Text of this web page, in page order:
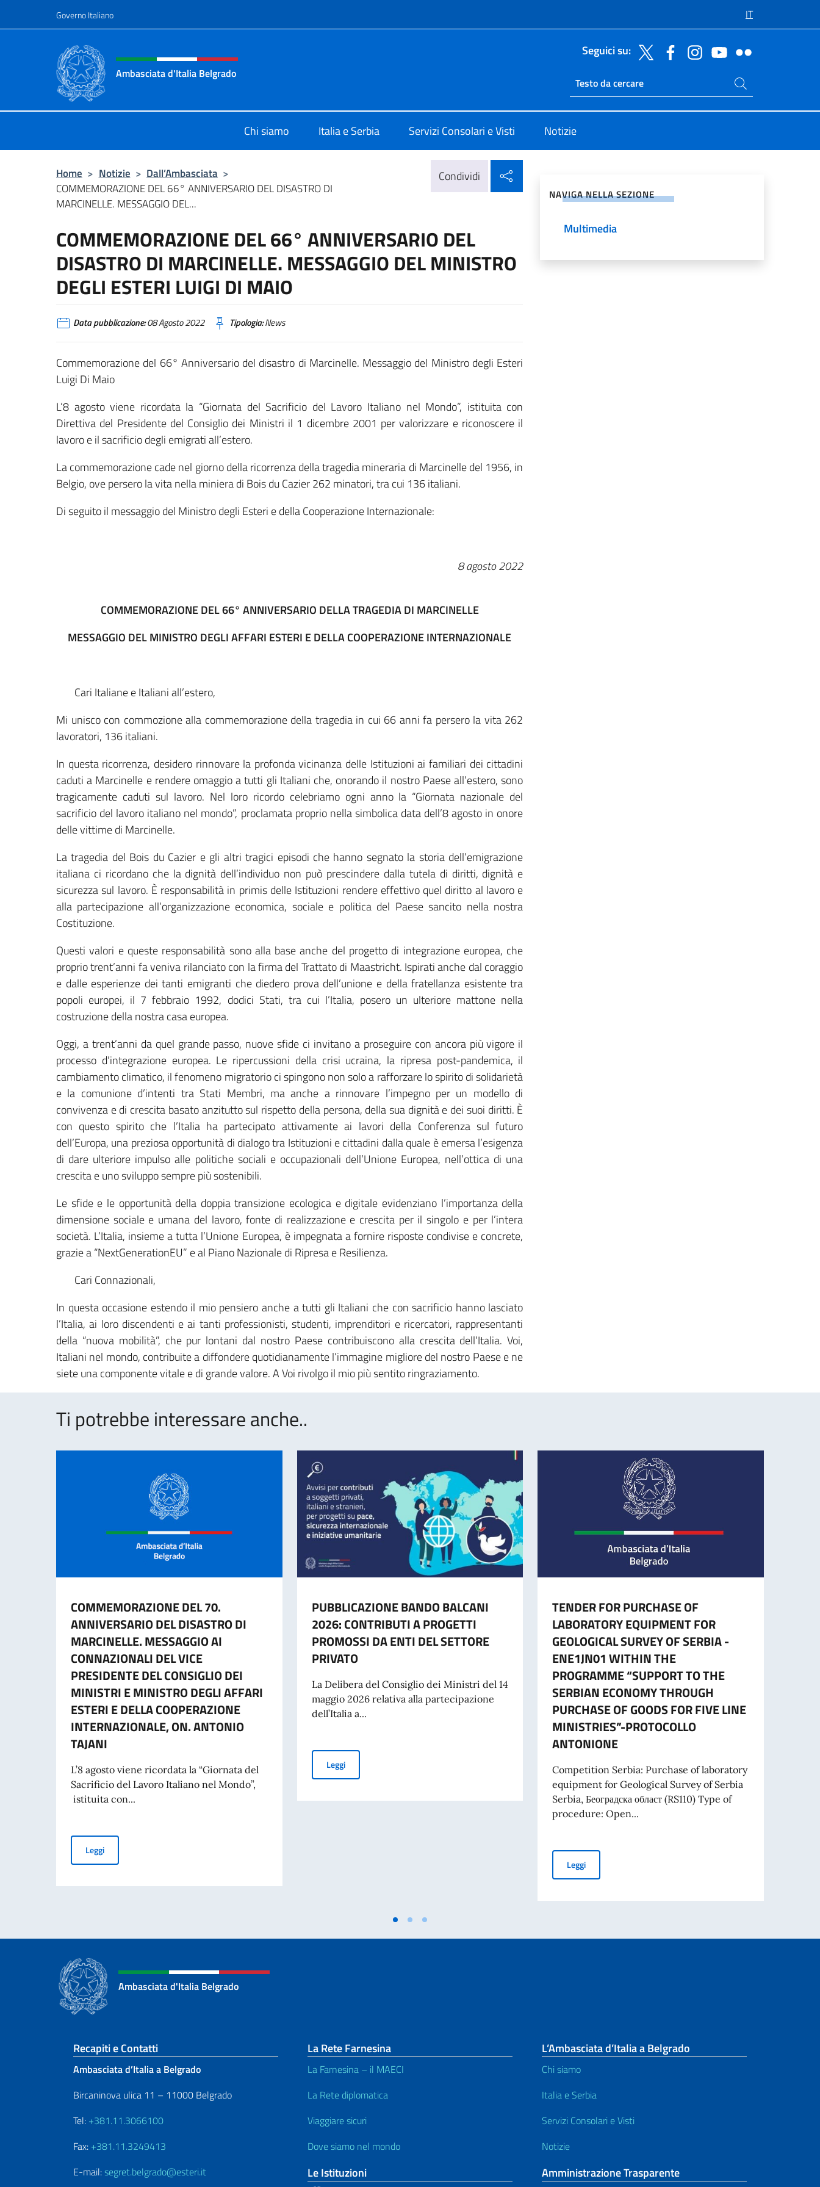
Governo Italiano IT
Intestazione sito, social e menù
Ambasciata d'Italia Belgrado
Seguici su:
Ricerca sito live
Cerca nel sito
Chi siamo Italia e Serbia Servizi Consolari e Visti Notizie
Home > Notizie > Dall’Ambasciata >
COMMEMORAZIONE DEL 66° ANNIVERSARIO DEL DISASTRO DI
MARCINELLE. MESSAGGIO DEL...
Condividi
COMMEMORAZIONE DEL 66° ANNIVERSARIO DEL
DISASTRO DI MARCINELLE. MESSAGGIO DEL MINISTRO
DEGLI ESTERI LUIGI DI MAIO
Data pubblicazione:08 Agosto 2022 Tipologia:News
Commemorazione del 66° Anniversario del disastro di Marcinelle. Messaggio del Ministro degli Esteri
Luigi Di Maio
L’8 agosto viene ricordata la “Giornata del Sacrificio del Lavoro Italiano nel Mondo”, istituita con
Direttiva del Presidente del Consiglio dei Ministri il 1 dicembre 2001 per valorizzare e riconoscere il
lavoro e il sacrificio degli emigrati all’estero.
La commemorazione cade nel giorno della ricorrenza della tragedia mineraria di Marcinelle del 1956, in
Belgio, ove persero la vita nella miniera di Bois du Cazier 262 minatori, tra cui 136 italiani.
Di seguito il messaggio del Ministro degli Esteri e della Cooperazione Internazionale:
8 agosto 2022
COMMEMORAZIONE DEL 66° ANNIVERSARIO DELLA TRAGEDIA DI MARCINELLE
MESSAGGIO DEL MINISTRO DEGLI AFFARI ESTERI E DELLA COOPERAZIONE INTERNAZIONALE
Cari Italiane e Italiani all’estero,
Mi unisco con commozione alla commemorazione della tragedia in cui 66 anni fa persero la vita 262
lavoratori, 136 italiani.
In questa ricorrenza, desidero rinnovare la profonda vicinanza delle Istituzioni ai familiari dei cittadini
caduti a Marcinelle e rendere omaggio a tutti gli Italiani che, onorando il nostro Paese all’estero, sono
tragicamente caduti sul lavoro. Nel loro ricordo celebriamo ogni anno la “Giornata nazionale del
sacrificio del lavoro italiano nel mondo”, proclamata proprio nella simbolica data dell’8 agosto in onore
delle vittime di Marcinelle.
La tragedia del Bois du Cazier e gli altri tragici episodi che hanno segnato la storia dell’emigrazione
italiana ci ricordano che la dignità dell’individuo non può prescindere dalla tutela di diritti, dignità e
sicurezza sul lavoro. È responsabilità in primis delle Istituzioni rendere effettivo quel diritto al lavoro e
alla partecipazione all’organizzazione economica, sociale e politica del Paese sancito nella nostra
Costituzione.
Questi valori e queste responsabilità sono alla base anche del progetto di integrazione europea, che
proprio trent’anni fa veniva rilanciato con la firma del Trattato di Maastricht. Ispirati anche dal coraggio
e dalle esperienze dei tanti emigranti che diedero prova dell’unione e della fratellanza esistente tra
popoli europei, il 7 febbraio 1992, dodici Stati, tra cui l’Italia, posero un ulteriore mattone nella
costruzione della nostra casa europea.
Oggi, a trent’anni da quel grande passo, nuove sfide ci invitano a proseguire con ancora più vigore il
processo d’integrazione europea. Le ripercussioni della crisi ucraina, la ripresa post-pandemica, il
cambiamento climatico, il fenomeno migratorio ci spingono non solo a rafforzare lo spirito di solidarietà
e la comunione d’intenti tra Stati Membri, ma anche a rinnovare l’impegno per un modello di
convivenza e di crescita basato anzitutto sul rispetto della persona, della sua dignità e dei suoi diritti. È
con questo spirito che l’Italia ha partecipato attivamente ai lavori della Conferenza sul futuro
dell’Europa, una preziosa opportunità di dialogo tra Istituzioni e cittadini dalla quale è emersa l’esigenza
di dare ulteriore impulso alle politiche sociali e occupazionali dell’Unione Europea, nell’ottica di una
crescita e uno sviluppo sempre più sostenibili.
Le sfide e le opportunità della doppia transizione ecologica e digitale evidenziano l’importanza della
dimensione sociale e umana del lavoro, fonte di realizzazione e crescita per il singolo e per l’intera
società. L’Italia, insieme a tutta l’Unione Europea, è impegnata a fornire risposte condivise e concrete,
grazie a “NextGenerationEU” e al Piano Nazionale di Ripresa e Resilienza.
Cari Connazionali,
In questa occasione estendo il mio pensiero anche a tutti gli Italiani che con sacrificio hanno lasciato
l’Italia, ai loro discendenti e ai tanti professionisti, studenti, imprenditori e ricercatori, rappresentanti
della “nuova mobilità”, che pur lontani dal nostro Paese contribuiscono alla crescita dell’Italia. Voi,
Italiani nel mondo, contribuite a diffondere quotidianamente l’immagine migliore del nostro Paese e ne
siete una componente vitale e di grande valore. A Voi rivolgo il mio più sentito ringraziamento.
NAVIGA NELLA SEZIONE
Multimedia
Ti potrebbe interessare anche..
COMMEMORAZIONE DEL 70.
ANNIVERSARIO DEL DISASTRO DI
MARCINELLE. MESSAGGIO AI
CONNAZIONALI DEL VICE
PRESIDENTE DEL CONSIGLIO DEI
MINISTRI E MINISTRO DEGLI AFFARI
ESTERI E DELLA COOPERAZIONE
INTERNAZIONALE, ON. ANTONIO
TAJANI
L’8 agosto viene ricordata la “Giornata del
Sacrificio del Lavoro Italiano nel Mondo”,
istituita con...
LeggiCOMMEMORAZIONE DEL 70. ANNIVERSARIO DEL DISASTRO DI MARCINELLE. MESSAGGIO AI CONNAZIONALI DEL VICE PRESIDENTE DEL CONSIGLIO DEI MINISTRI E MINISTRO DEGLI AFFARI
PUBBLICAZIONE BANDO BALCANI
2026: CONTRIBUTI A PROGETTI
PROMOSSI DA ENTI DEL SETTORE
PRIVATO
La Delibera del Consiglio dei Ministri del 14
maggio 2026 relativa alla partecipazione
dell’Italia a...
LeggiPUBBLICAZIONE BANDO BALCANI 2026: CONTRIBUTI A PROGETTI PROMOSSI DA ENTI DEL SETTORE PRIVATO
TENDER FOR PURCHASE OF
LABORATORY EQUIPMENT FOR
GEOLOGICAL SURVEY OF SERBIA -
ENE1JN01 WITHIN THE
PROGRAMME “SUPPORT TO THE
SERBIAN ECONOMY THROUGH
PURCHASE OF GOODS FOR FIVE LINE
MINISTRIES”-PROTOCOLLO
ANTONIONE
Competition Serbia: Purchase of laboratory
equipment for Geological Survey of Serbia
Serbia, Београдска област (RS110) Type of
procedure: Open...
LeggiTENDER FOR PURCHASE OF LABORATORY EQUIPMENT FOR
Ambasciata d'Italia Belgrado
Sezione footer
Recapiti e Contatti
Ambasciata d’Italia a Belgrado
Bircaninova ulica 11 – 11000 Belgrado
Tel: +381.11.3066100
Fax: +381.11.3249413
E-mail:segret.belgrado@esteri.it
La Rete Farnesina
La Farnesina – il MAECI
La Rete diplomatica
Viaggiare sicuri
Dove siamo nel mondo
Le Istituzioni
L’Ambasciata d’Italia a Belgrado
Chi siamo
Italia e Serbia
Servizi Consolari e Visti
Notizie
Amministrazione Trasparente